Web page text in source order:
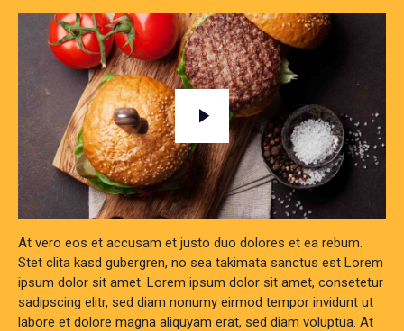
At vero eos et accusam et justo duo dolores et ea rebum.
Stet clita kasd gubergren, no sea takimata sanctus est Lorem
ipsum dolor sit amet. Lorem ipsum dolor sit amet, consetetur
sadipscing elitr, sed diam nonumy eirmod tempor invidunt ut
labore et dolore magna aliquyam erat, sed diam voluptua. At